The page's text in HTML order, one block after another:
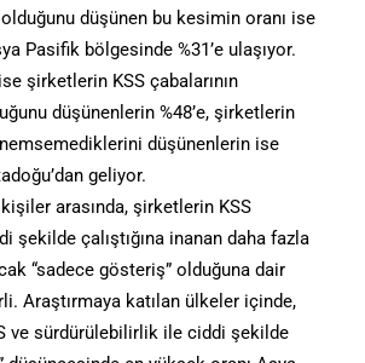
düşünen bu kesimin oranı ise
Pasifik bölgesinde %31’e ulaşıyor.
şirketlerin KSS çabalarının
düşünenlerin %48’e, şirketlerin
düşünenlerin ise
geliyor.
arasında, şirketlerin KSS
şekilde çalıştığına inanan daha fazla
“sadece gösteriş” olduğuna dair
Araştırmaya katılan ülkeler içinde,
ve sürdürülebilirlik ile ciddi şekilde